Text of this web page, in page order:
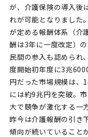
が、介護保険の導入後
れが可能となりました
が定める報酬体系（介
酬は3年に一度改定）
民間の参入も認められ
度開始初年度に3兆
円だった市場規模は、
には約9兆円を突破。
大で競争が激化する一方
昨今は介護報酬の引き
傾向が続いていること